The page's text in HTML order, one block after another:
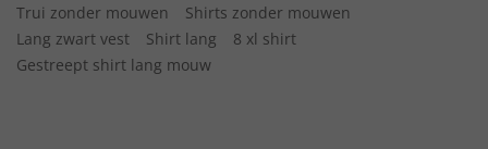
Trui zonder mouwen
Shirts zonder mouwen
Lang zwart vest
Shirt lang
8 xl shirt
Gestreept shirt lang mouw